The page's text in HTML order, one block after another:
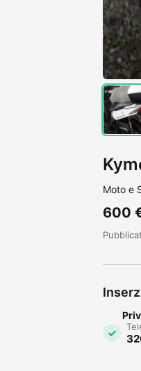
Moto e
600